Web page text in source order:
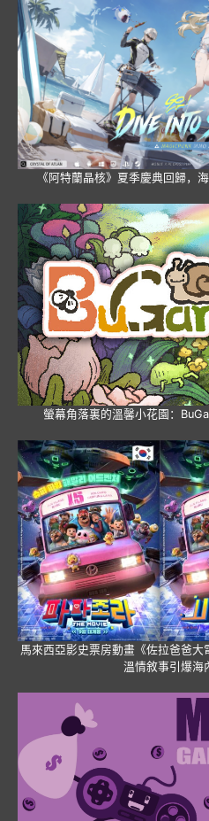
《阿特蘭晶核》夏季慶典回歸，
螢幕角落裏的溫馨小花園：
馬來西亞影史票房動畫《佐拉爸爸
溫情敘事引爆海